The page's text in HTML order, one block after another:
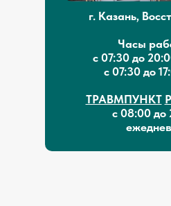
г. Казань,
Часы
с 07:30 до
с 07:30 до
ТРАВМПУНКТ
с 08:00 до